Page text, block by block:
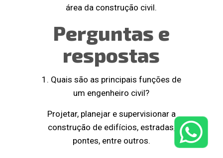
área da construção civil.
Perguntas e
respostas
1. Quais são as principais funções de
um engenheiro civil?
Projetar, planejar e supervisionar a
construção de edifícios, estradas,
pontes, entre outros.